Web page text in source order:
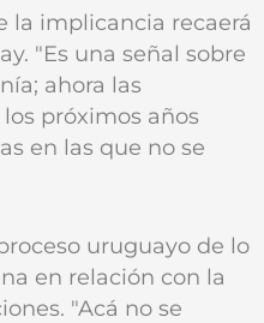
la implicancia recaerá
"Es una señal sobre
ahora las
próximos años
en las que no se
uruguayo de lo
en relación con la
"Acá no se